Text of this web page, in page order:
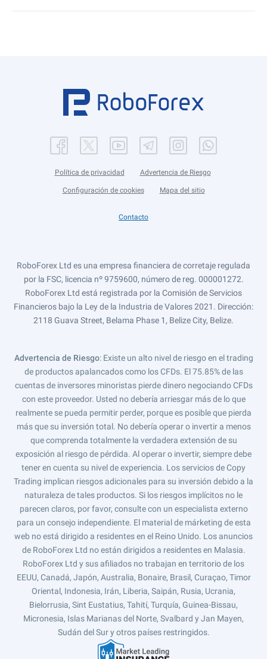
Política de privacidad Advertencia de Riesgo
Configuración de cookies Mapa del sitio
Contacto
RoboForex Ltd es una empresa financiera de corretaje regulada
por la FSC, licencia nº 9759600, número de reg. 000001272.
RoboForex Ltd está registrada por la Comisión de Servicios
Financieros bajo la Ley de la Industria de Valores 2021. Dirección:
2118 Guava Street, Belama Phase 1, Belize City, Belize.
Advertencia de Riesgo: Existe un alto nivel de riesgo en el trading
de productos apalancados como los CFDs. El 75.85% de las
cuentas de inversores minoristas pierde dinero negociando CFDs
con este proveedor. Usted no debería arriesgar más de lo que
realmente se pueda permitir perder, porque es posible que pierda
más que su inversión total. No debería operar o invertir a menos
que comprenda totalmente la verdadera extensión de su
exposición al riesgo de pérdida. Al operar o invertir, siempre debe
tener en cuenta su nivel de experiencia. Los servicios de Copy
Trading implican riesgos adicionales para su inversión debido a la
naturaleza de tales productos. Si los riesgos implícitos no le
parecen claros, por favor, consulte con un especialista externo
para un consejo independiente. El material de márketing de esta
web no está dirigido a residentes en el Reino Unido. Los anuncios
de RoboForex Ltd no están dirigidos a residentes en Malasia.
RoboForex Ltd y sus afiliados no trabajan en territorio de los
EEUU, Canadá, Japón, Australia, Bonaire, Brasil, Curaçao, Timor
Oriental, Indonesia, Irán, Liberia, Saipán, Rusia, Ucrania,
Bielorrusia, Sint Eustatius, Tahití, Turquía, Guinea-Bissau,
Micronesia, Islas Marianas del Norte, Svalbard y Jan Mayen,
Sudán del Sur y otros países restringidos.